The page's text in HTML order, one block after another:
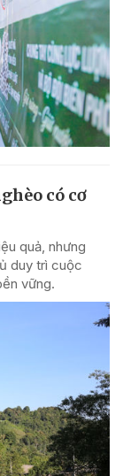
có cơ
quả, nhưng
duy trì cuộc
vững.